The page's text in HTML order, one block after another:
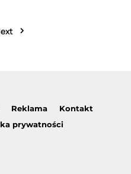
Reklama
Kontakt
prywatności